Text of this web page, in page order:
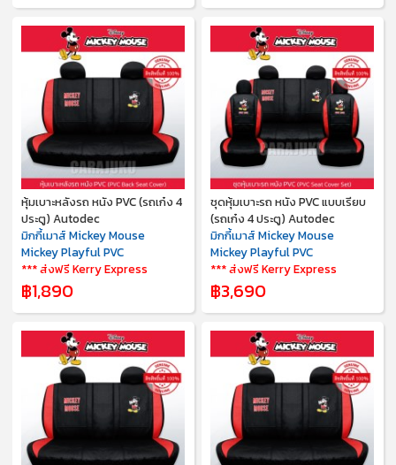
หุ้มเบาะหลังรถ หนัง PVC (รถเก๋ง 4
ประตู) Autodec
มิกกี้เมาส์ Mickey Mouse
Mickey Playful PVC
*** ส่งฟรี Kerry Express
฿1,890
ชุดหุ้มเบาะรถ หนัง PVC แบบเรียบ
(รถเก๋ง 4 ประตู) Autodec
มิกกี้เมาส์ Mickey Mouse
Mickey Playful PVC
*** ส่งฟรี Kerry Express
฿3,690